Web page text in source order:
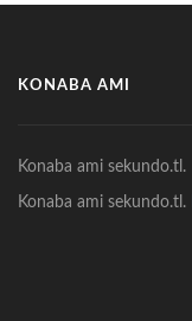
KONABA AMI
Konaba ami sekundo.tl.
Konaba ami sekundo.tl.